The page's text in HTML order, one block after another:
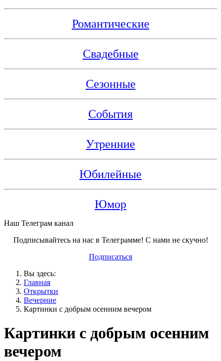
Романтические
Свадебные
Сезонные
События
Утренние
Юбилейные
Юмор
Наш Телеграм канал
Подписывайтесь на нас в Телеграмме! С нами не скучно!
Подписаться
Вы здесь:
Главная
Открытки
Вечерние
Картинки с добрым осенним вечером
Картинки с добрым осенним
вечером